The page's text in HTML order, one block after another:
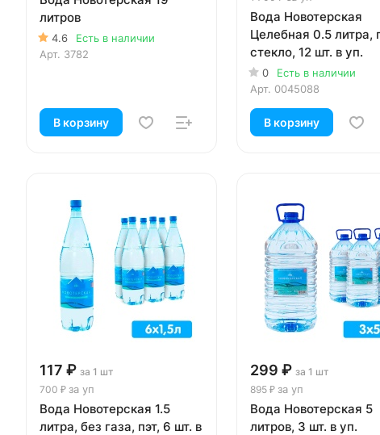
литров
4.6
Есть в наличии
Арт. 3782
В корзину
Вода Новотерская
Целебная 0.5 литра,
стекло, 12 шт. в уп.
0
Есть в наличии
Арт. 0045088
В корзину
117 ₽ за 1 шт
700 ₽ за уп
Вода Новотерская 1.5
литра, без газа, пэт, 6 шт. в
299 ₽ за 1 шт
895 ₽ за уп
Вода Новотерская 5
литров, 3 шт. в уп.